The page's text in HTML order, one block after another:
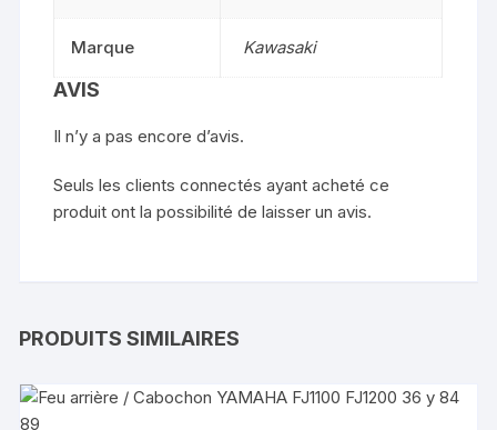
Marque Kawasaki
AVIS
Il n’y a pas encore d’avis.
Seuls les clients connectés ayant acheté ce
produit ont la possibilité de laisser un avis.
PRODUITS SIMILAIRES